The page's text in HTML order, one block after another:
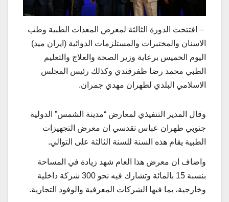
– افتتحت الدورة الثالثة لمعرض المعدات الطبية وطب
الاسنان والمختبرات والمستلزمات الدوائية (ايران ميد)
اليوم الخميس برعاية وزير الصحة والعلاج والتعليم
الطبي محمد رضا ظفرقندي وكذلك رئيس المجلس
الاسلامي البلدي لطهران مهدي جمران.
وقال المدير التنفيذي لمعارض “مدينة الشمس” الدولية
جنوبي طهران عباس تقدسي ان معرض التجهيزات
الطبية يقام هذه السنة للسنة الثالثة على التوالي.
واضاف ان معرض هذا العام شهد زيادة في المساحة
بنسبة 15 بالمائة وتشارك فيه نحو 300 شركة داخلية
وخارجية، بما فيها الشركات المعرفية والوفود التجارية.